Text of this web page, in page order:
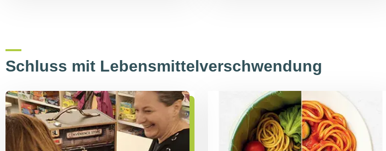
Schluss mit Lebensmittelverschwendung